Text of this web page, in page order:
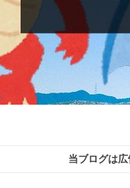
当ブログは